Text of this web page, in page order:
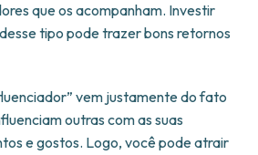
que os acompanham. Investir
tipo pode trazer bons retornos
vem justamente do fato
outras com as suas
e gostos. Logo, você pode atrair